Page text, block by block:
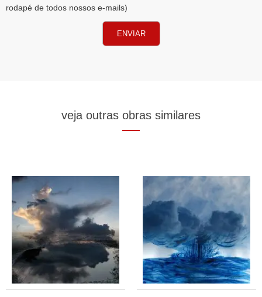
rodapé de todos nossos e-mails)
ENVIAR
veja outras obras similares